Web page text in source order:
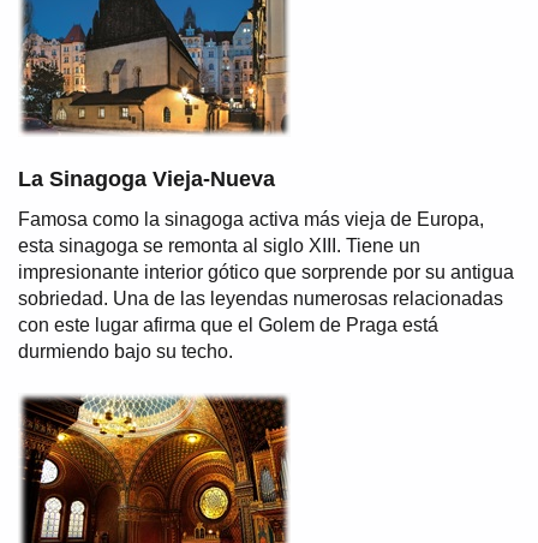
La Sinagoga Vieja-Nueva
Famosa como la sinagoga activa más vieja de Europa,
esta sinagoga se remonta al siglo XIII. Tiene un
impresionante interior gótico que sorprende por su antigua
sobriedad. Una de las leyendas numerosas relacionadas
con este lugar afirma que el Golem de Praga está
durmiendo bajo su techo.